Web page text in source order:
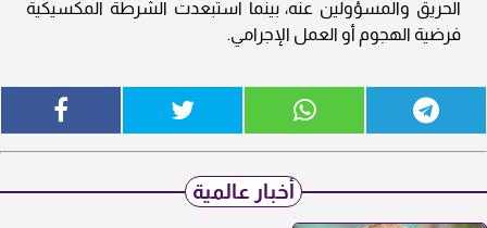
الحريق والمسؤولين عنه، بينما استبعدت الشرطة المكسيكية
فرضية الهجوم أو العمل الإجرامي.
أخبار عالمية